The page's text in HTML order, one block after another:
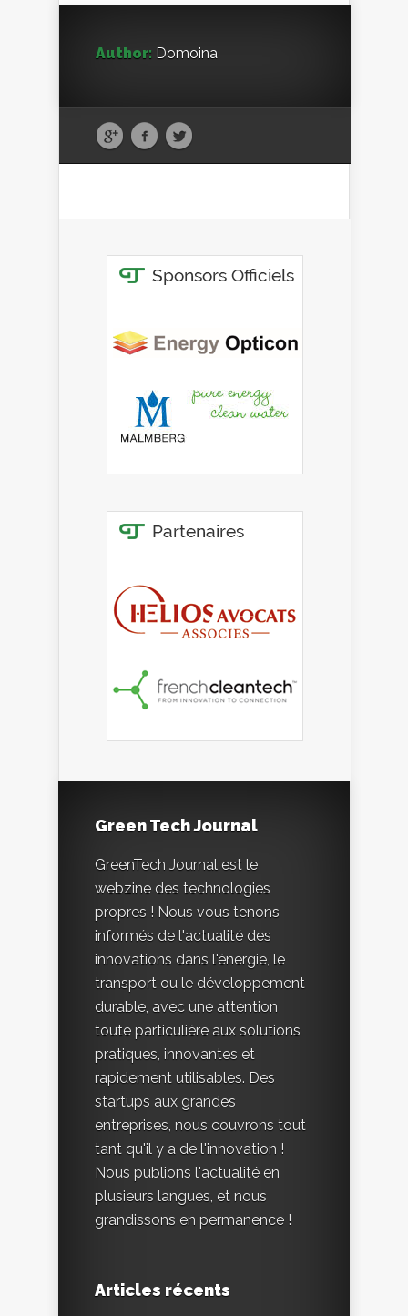
Author: Domoina
Green Tech Journal
GreenTech Journal est le
webzine des technologies
propres ! Nous vous tenons
informés de l'actualité des
innovations dans l'énergie, le
transport ou le développement
durable, avec une attention
toute particulière aux solutions
pratiques, innovantes et
rapidement utilisables. Des
startups aux grandes
entreprises, nous couvrons tout
tant qu'il y a de l'innovation !
Nous publions l'actualité en
plusieurs langues, et nous
grandissons en permanence !
Articles récents